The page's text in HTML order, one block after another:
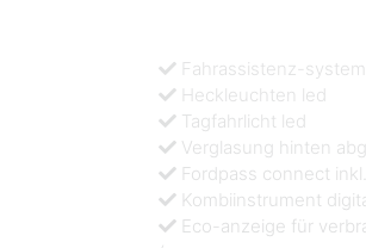
Fahrassistenz-
Heckleuchten led
Tagfahrlicht led
Verglasung hinten
Fordpass connect
Kombiinstrument
Eco-anzeige für